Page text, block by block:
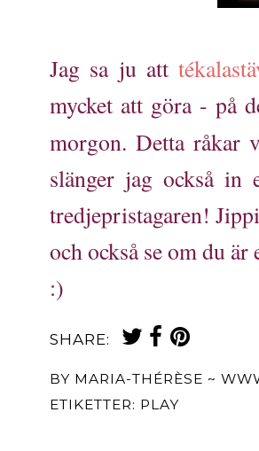
Jag sa ju att
mycket att göra - på
morgon. Detta råkar
slänger jag också
tredjepristagaren!
och också se om du
:)
SHARE:
BY MARIA-THÉRÈSE ~
ETIKETTER: PLAY